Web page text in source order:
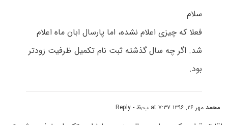
سلام
فعلا که چیزی اعلام نشده، اما پارسال ابان ماه اعلام
شد. اگر چه سال گذشته ثبت نام تکمیل ظرفیت زودتر
بود.
محمدمهر ۲۶, ۱۳۹۶ at ۷:۳۷ ب٫ظ - Reply